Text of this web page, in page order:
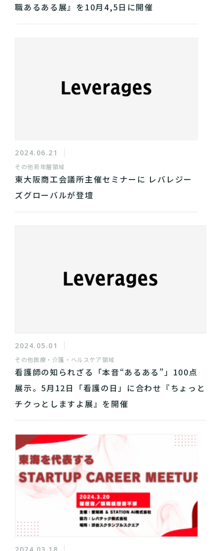
職あるある展』を10月4,5日に開催
2024.06.21
その他若年層領域
東大阪商工会議所主催セミナーに レバレジー
ズグローバルが登壇
2024.05.01
その他医療・介護・ヘルスケア領域
看護師の知られざる「本音“あるある”」100点
展示。5月12日「看護の日」に合わせ『ちょっと
チクっとしますよ展』を開催